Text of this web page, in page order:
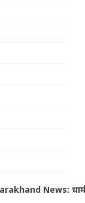
पर लग सकती है